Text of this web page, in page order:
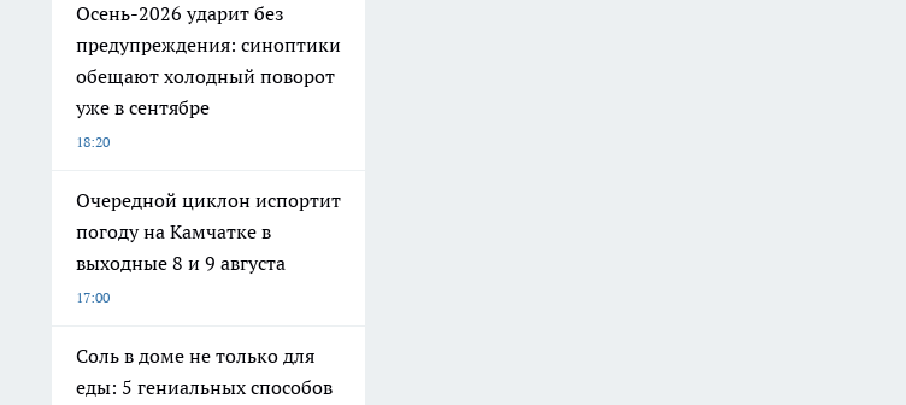
Осень-2026 ударит без
предупреждения: синоптики
обещают холодный поворот
уже в сентябре
18:20
Очередной циклон испортит
погоду на Камчатке в
выходные 8 и 9 августа
17:00
Соль в доме не только для
еды: 5 гениальных способов